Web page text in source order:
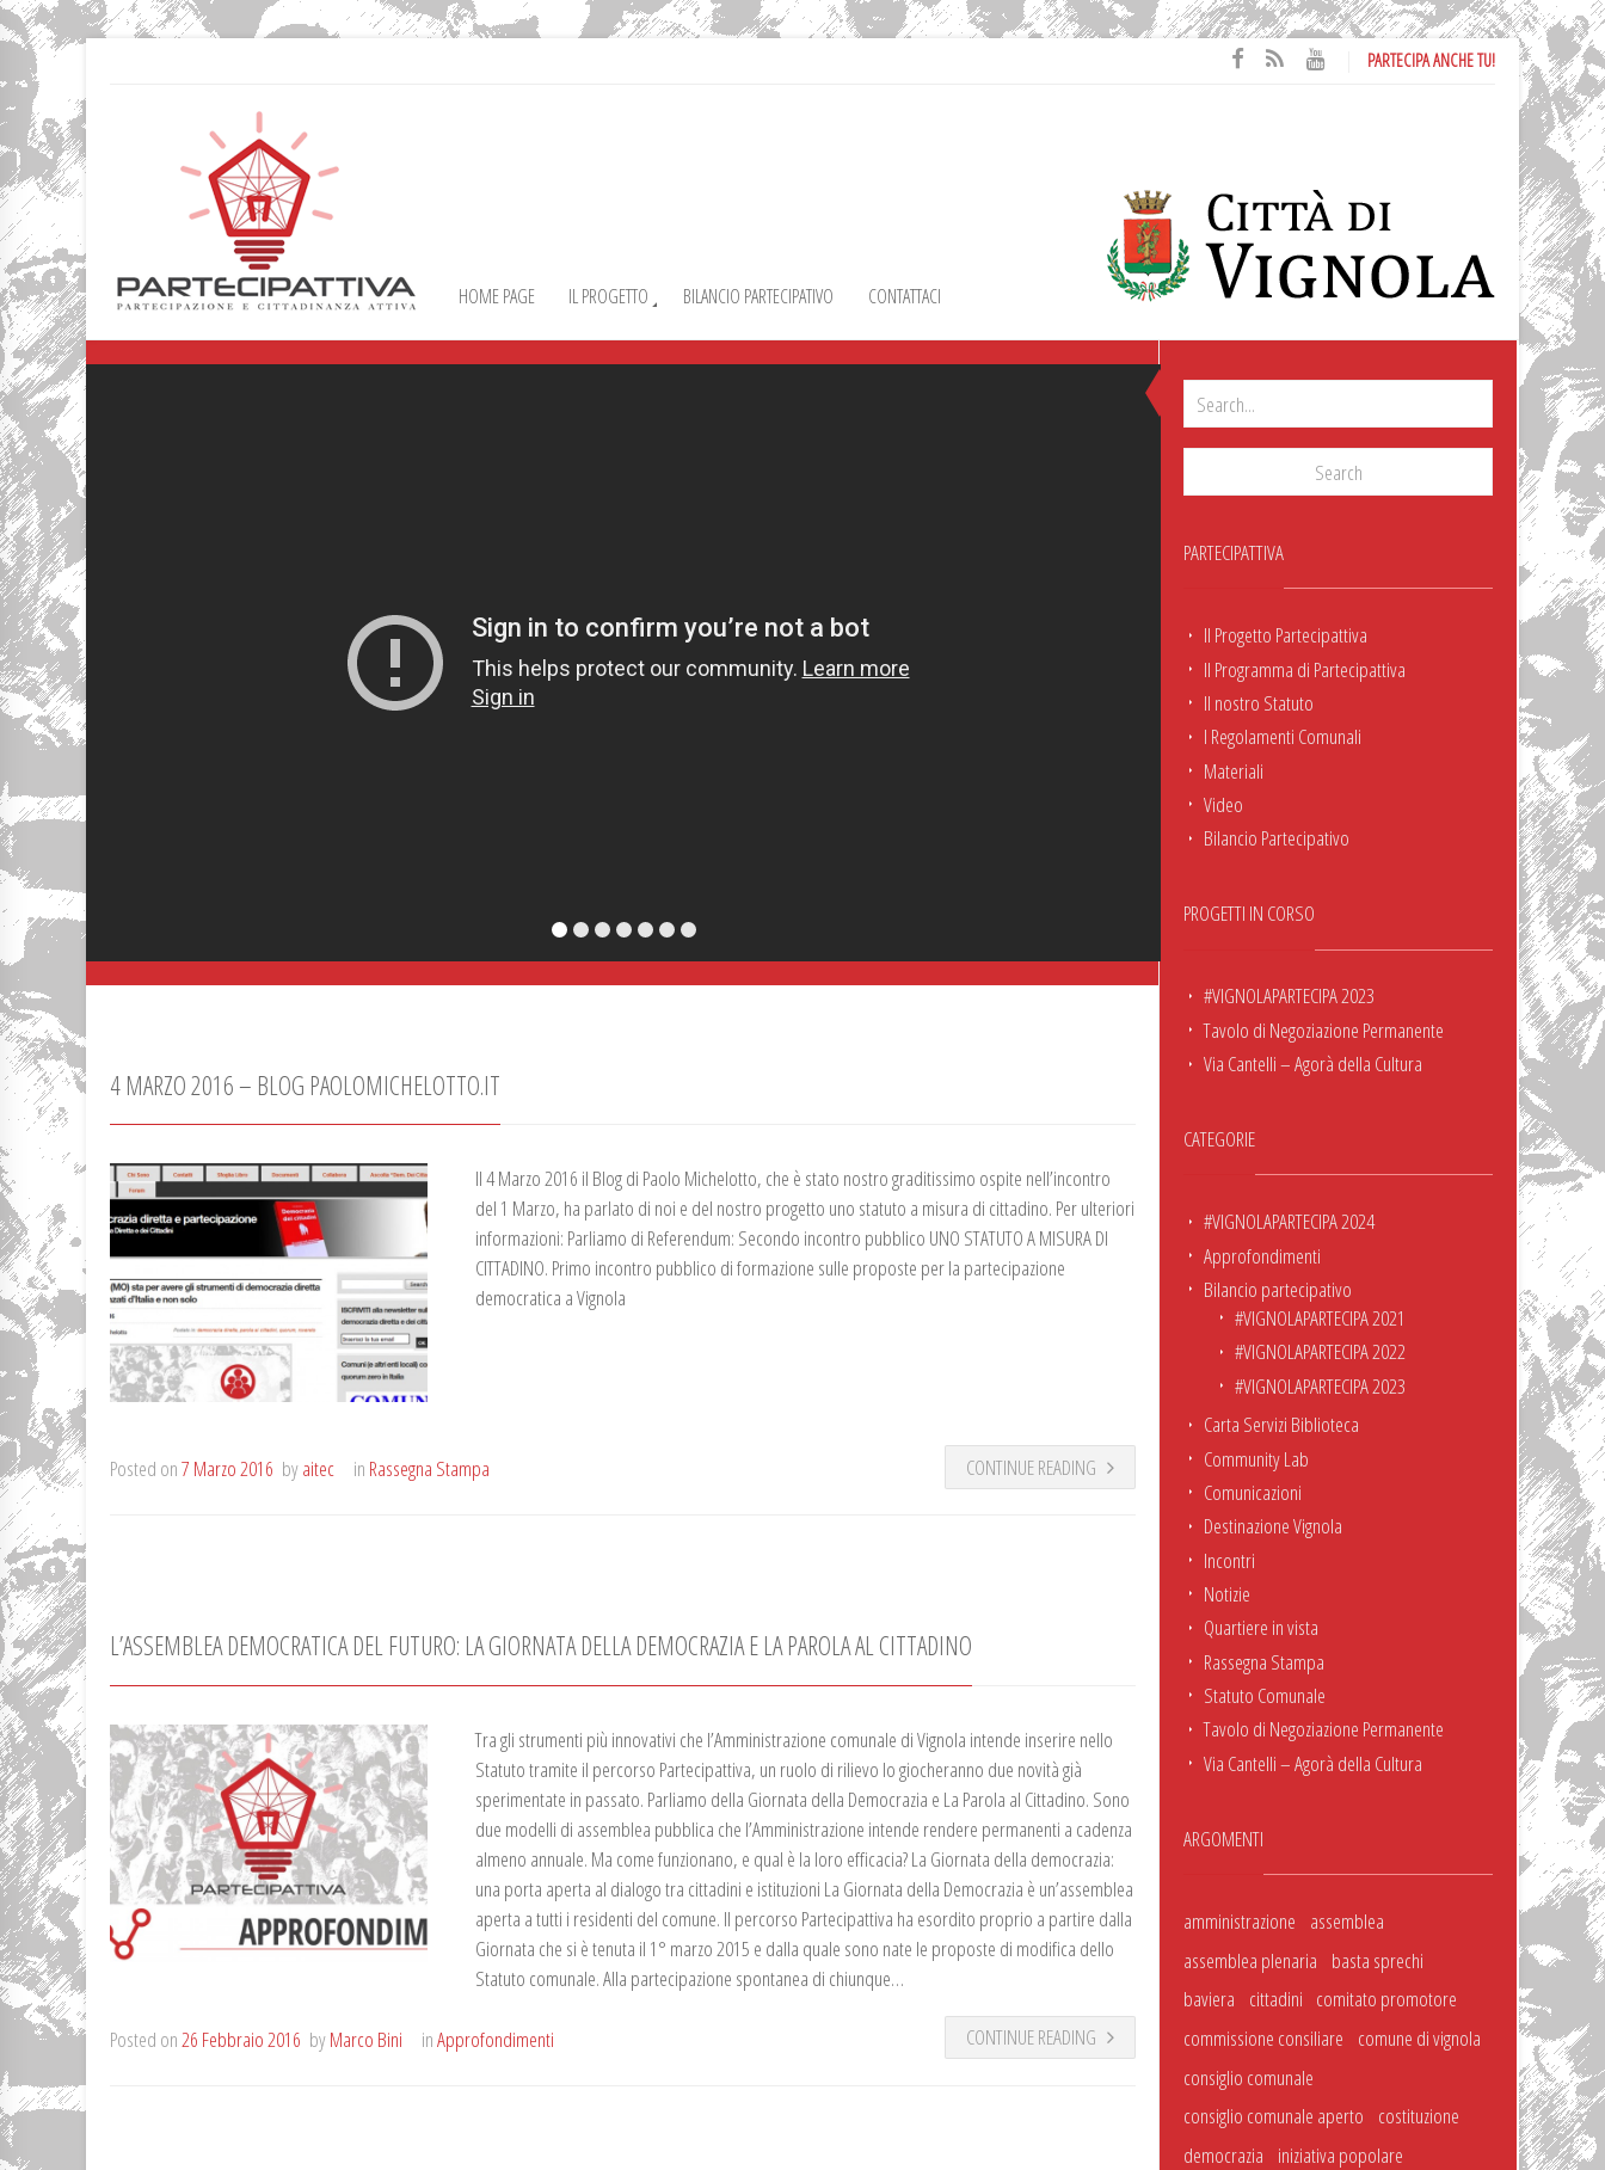
PARTECIPA ANCHE TU!
HOME PAGE IL PROGETTO BILANCIO PARTECIPATIVO CONTATTACI
PARTECIPATTIVA
Il Progetto Partecipattiva
Il Programma di Partecipattiva
Il nostro Statuto
I Regolamenti Comunali
Materiali
Video
Bilancio Partecipativo
PROGETTI IN CORSO
#VIGNOLAPARTECIPA 2023
Tavolo di Negoziazione Permanente
Via Cantelli – Agorà della Cultura
CATEGORIE
#VIGNOLAPARTECIPA 2024
Approfondimenti
Bilancio partecipativo
#VIGNOLAPARTECIPA 2021
#VIGNOLAPARTECIPA 2022
#VIGNOLAPARTECIPA 2023
Carta Servizi Biblioteca
Community Lab
Comunicazioni
Destinazione Vignola
Incontri
Notizie
Quartiere in vista
Rassegna Stampa
Statuto Comunale
Tavolo di Negoziazione Permanente
Via Cantelli – Agorà della Cultura
ARGOMENTI
amministrazione assemblea
assemblea plenaria basta sprechi
baviera cittadini comitato promotore
commissione consiliare comune di vignola
consiglio comunale
consiglio comunale aperto costituzione
democrazia iniziativa popolare
4 MARZO 2016 – BLOG PAOLOMICHELOTTO.IT
Il 4 Marzo 2016 il Blog di Paolo Michelotto, che è stato nostro graditissimo ospite nell’incontro
del 1 Marzo, ha parlato di noi e del nostro progetto uno statuto a misura di cittadino. Per ulteriori
informazioni: Parliamo di Referendum: Secondo incontro pubblico UNO STATUTO A MISURA DI
CITTADINO. Primo incontro pubblico di formazione sulle proposte per la partecipazione
democratica a Vignola
Posted on7 Marzo 2016 byaitec in Rassegna Stampa CONTINUE READING
L’ASSEMBLEA DEMOCRATICA DEL FUTURO: LA GIORNATA DELLA DEMOCRAZIA E LA PAROLA AL CITTADINO
Tra gli strumenti più innovativi che l’Amministrazione comunale di Vignola intende inserire nello
Statuto tramite il percorso Partecipattiva, un ruolo di rilievo lo giocheranno due novità già
sperimentate in passato. Parliamo della Giornata della Democrazia e La Parola al Cittadino. Sono
due modelli di assemblea pubblica che l’Amministrazione intende rendere permanenti a cadenza
almeno annuale. Ma come funzionano, e qual è la loro efficacia? La Giornata della democrazia:
una porta aperta al dialogo tra cittadini e istituzioni La Giornata della Democrazia è un’assemblea
aperta a tutti i residenti del comune. Il percorso Partecipattiva ha esordito proprio a partire dalla
Giornata che si è tenuta il 1° marzo 2015 e dalla quale sono nate le proposte di modifica dello
Statuto comunale. Alla partecipazione spontanea di chiunque…
Posted on 26 Febbraio 2016 byMarco Bini inApprofondimenti CONTINUE READING